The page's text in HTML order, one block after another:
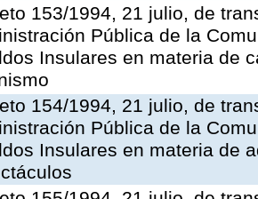
153/1994, 21 julio, de
Pública de la
Insulares en materia de
154/1994, 21 julio, de
Pública de la
Insulares en materia de